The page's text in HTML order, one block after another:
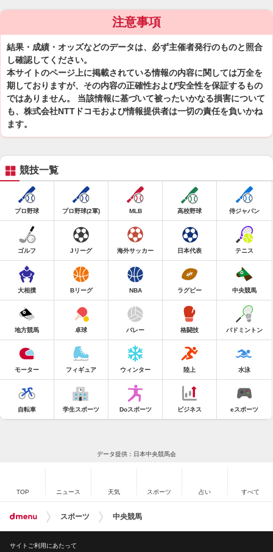
注意事項
結果・成績・オッズなどのデータは、必ず主催者発行のものと照合
し確認してください。
本サイトのページ上に掲載されている情報の内容に関しては万全を
期しておりますが、その内容の正確性および安全性を保証するもの
ではありません。 当該情報に基づいて被ったいかなる損害について
も、株式会社NTTドコモおよび情報提供者は一切の責任を負いかね
ます。
競技一覧
プロ野球 プロ野球(2軍) MLB 高校野球 侍ジャパン
ゴルフ Jリーグ 海外サッカー 日本代表 テニス
大相撲 Bリーグ NBA ラグビー 中央競馬
地方競馬 卓球 バレー 格闘技 バドミントン
モーター フィギュア ウィンター 陸上 水泳
自転車 学生スポーツ Doスポーツ ビジネス eスポーツ
データ提供：日本中央競馬会
TOP ニュース 天気 スポーツ 占い すべて
スポーツ 中央競馬
サイトご利用にあたって